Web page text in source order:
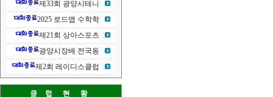
제33회 광양시테니
2025 로드맵 수학학
제21회 상아스포츠
광양시장배 전국동
제2회 레이디스클럽